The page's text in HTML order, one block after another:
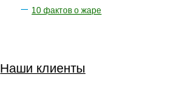
10 фактов о жаре
Наши клиенты